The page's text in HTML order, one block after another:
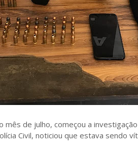
mês de julho, começou a
Civil, noticiou que estava sendo